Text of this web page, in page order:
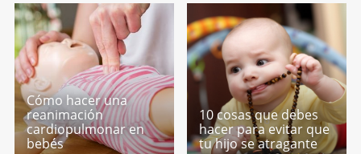
Cómo hacer una
reanimación
cardiopulmonar en
bebés
10 cosas que debes
hacer para evitar que
tu hijo se atragante